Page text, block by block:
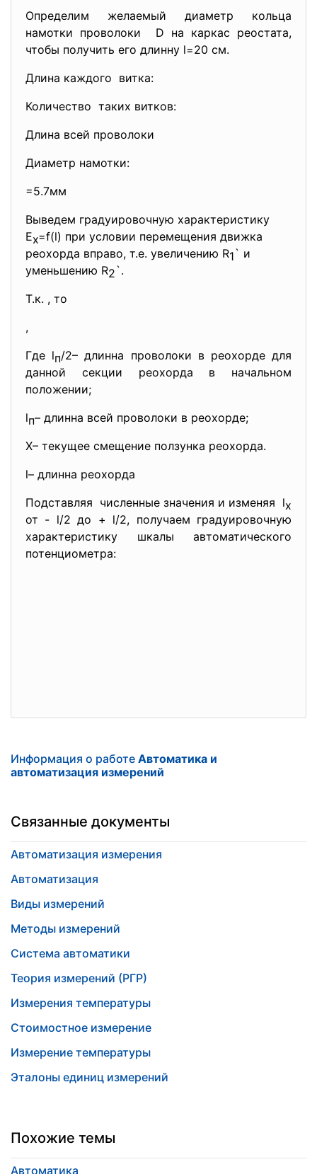
Определим желаемый диаметр кольца
намотки проволоки D на каркас реостата,
чтобы получить его длинну l=20 см.
Длина каждого витка:
Количество таких витков:
Длина всей проволоки
Диаметр намотки:
=5.7мм
Выведем градуировочную характеристику
Ех=f(l) при условии перемещения движка
реохорда вправо, т.е. увеличению R1` и
уменьшению R2`.
Т.к. , то
,
Где lп/2– длинна проволоки в реохорде для
данной секции реохорда в начальном
положении;
lп– длинна всей проволоки в реохорде;
Х– текущее смещение ползунка реохорда.
l– длинна реохорда
Подставляя численные значения и изменяя lx
от - l/2 до + l/2, получаем градуировочную
характеристику шкалы автоматического
потенциометра:
Информация о работе Автоматика и
автоматизация измерений
Связанные документы
Автоматизация измерения
Автоматизация
Виды измерений
Методы измерений
Система автоматики
Теория измерений (РГР)
Измерения температуры
Стоимостное измерение
Измерение температуры
Эталоны единиц измерений
Похожие темы
Автоматика